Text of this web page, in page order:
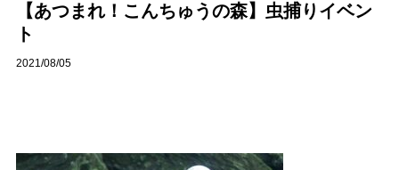
【あつまれ！こんちゅうの森】虫捕りイベン
ト
2021/08/05